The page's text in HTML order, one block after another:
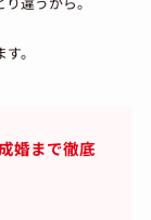
。
婚まで徹底